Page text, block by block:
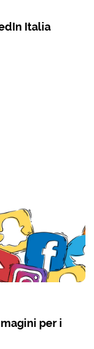
Italia
per i